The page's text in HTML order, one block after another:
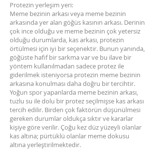
Protezin yerleşim yeri:
Meme bezinin arkası veya meme bezinin
arkasında yer alan göğüs kasının arkası. Derinin
çok ince olduğu ve meme bezinin çok yetersiz
olduğu durumlarda, kas arkası, protezin
örtülmesi için iyi bir seçenektir. Bunun yanında,
göğüste hafif bir sarkma var ve bu ilave bir
yöntem kullanılmadan sadece protez ile
giderilmek isteniyorsa protezin meme bezinin
arkasına konulması daha doğru bir tercihtir.
Yoğun spor yapanlarda meme bezinin arkası,
tuzlu su ile dolu bir protez seçilmişse kas arkası
tercih edilir. Birden çok faktörün düşünülmesi
gereken durumlar oldukça sıktır ve kararlar
kişiye göre verilir. Çoğu kez düz yüzeyli olanlar
kas altına; pürtüklü olanlar meme dokusu
altına yerleştirilmektedir.